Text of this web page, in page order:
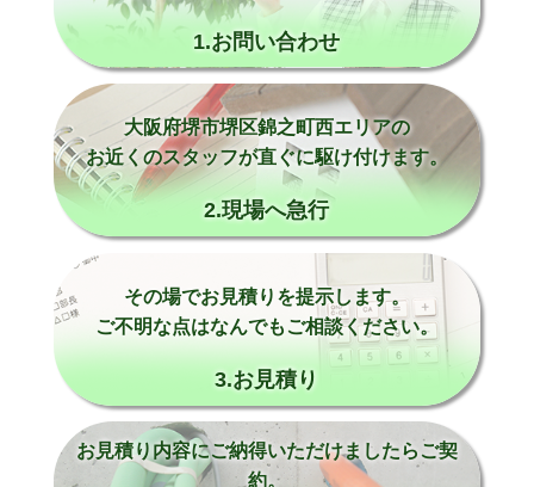
1.お問い合わせ
大阪府堺市堺区錦之町西エリアの
お近くのスタッフが直ぐに駆け付けます。
2.現場へ急行
その場でお見積りを提示します。
ご不明な点はなんでもご相談ください。
3.お見積り
お見積り内容にご納得いただけましたらご契
約。